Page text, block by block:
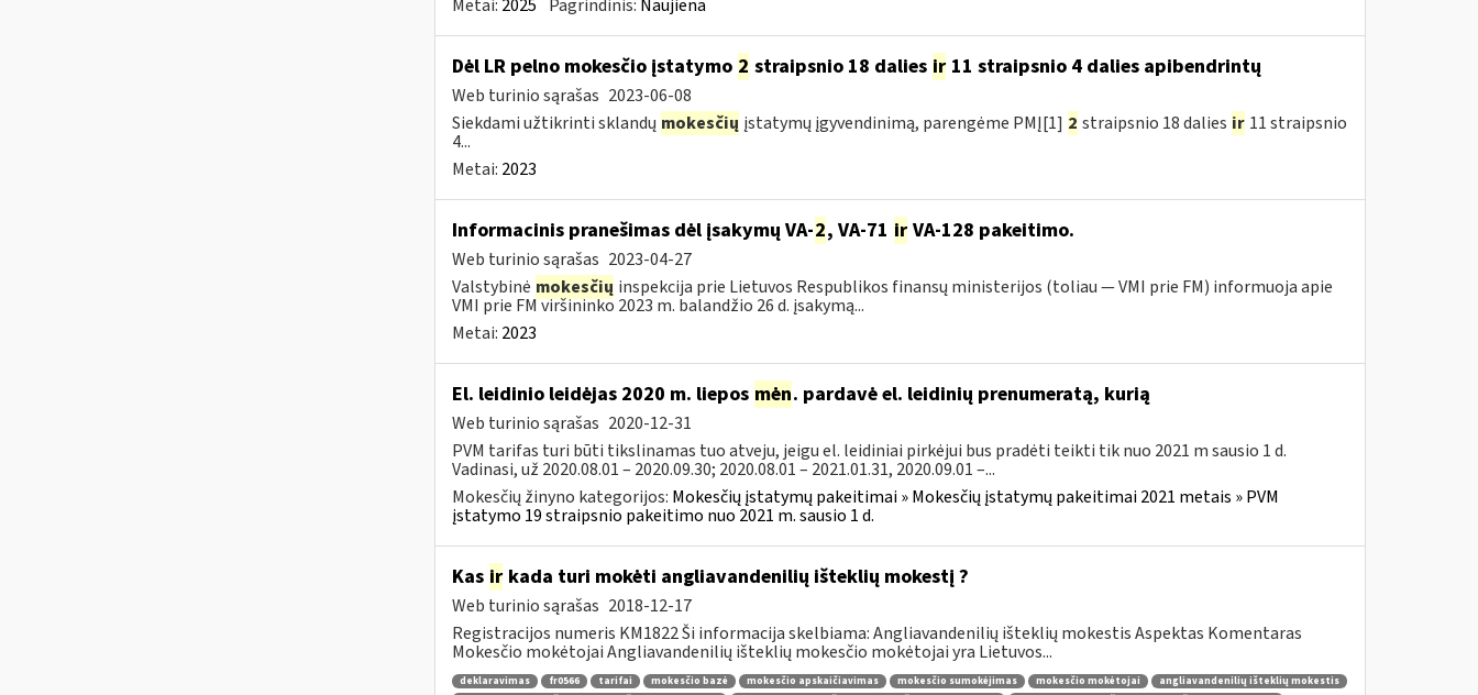
Metai: 2025 Pagrindinis: Naujiena
Dėl LR pelno mokesčio įstatymo 2 straipsnio 18 dalies ir11 straipsnio 4 dalies apibendrintų
Web turinio sąrašas 2023-06-08
Siekdami užtikrinti sklandų mokesčių įstatymų įgyvendinimą, parengėme PMĮ[1] 2 straipsnio 18 dalies ir 11 straipsnio
4...
Metai: 2023
Informacinis pranešimas dėl įsakymų VA-2, VA-71 irVA-128 pakeitimo.
Web turinio sąrašas 2023-04-27
Valstybinė mokesčių inspekcija prie Lietuvos Respublikos finansų ministerijos (toliau ― VMI prie FM) informuoja apie
VMI prie FM viršininko 2023 m. balandžio 26 d. įsakymą...
Metai: 2023
El. leidinio leidėjas 2020 m. liepos mėn. pardavė el. leidinių prenumeratą, kurią
Web turinio sąrašas 2020-12-31
PVM tarifas turi būti tikslinamas tuo atveju, jeigu el. leidiniai pirkėjui bus pradėti teikti tik nuo 2021 m sausio 1 d.
Vadinasi, už 2020.08.01 – 2020.09.30; 2020.08.01 – 2021.01.31, 2020.09.01 –...
Mokesčių žinyno kategorijos: Mokesčių įstatymų pakeitimai » Mokesčių įstatymų pakeitimai 2021 metais » PVM
įstatymo 19 straipsnio pakeitimo nuo 2021 m. sausio 1 d.
Kas irkada turi mokėti angliavandenilių išteklių mokestį ?
Web turinio sąrašas 2018-12-17
Registracijos numeris KM1822 Ši informacija skelbiama: Angliavandenilių išteklių mokestis Aspektas Komentaras
Mokesčio mokėtojai Angliavandenilių išteklių mokesčio mokėtojai yra Lietuvos...
deklaravimas fr0566 tarifai mokesčio bazė mokesčio apskaičiavimas mokesčio sumokėjimas mokesčio mokėtojai
angliavandenilių išteklių mokestis